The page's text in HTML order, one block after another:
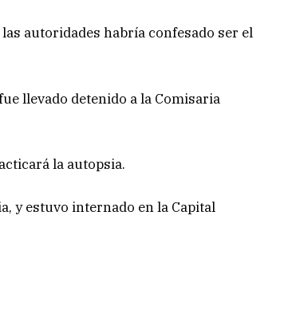
autoridades habría confesado ser el
llevado detenido a la Comisaria
la autopsia.
y estuvo internado en la Capital